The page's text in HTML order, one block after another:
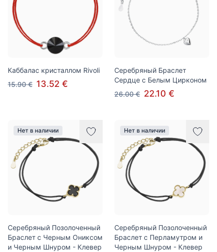
Каббалас кристаллом Rivoli
15.90 € 13.52 €
Серебряный Браслет
Сердце с Белым Цирконом
26.00 € 22.10 €
Нет в наличии
Серебряный Позолоченный
Браслет с Черным Ониксом
и Черным Шнуром - Клевер
Нет в наличии
Серебряный Позолоченный
Браслет с Перламутром и
Черным Шнуром - Клевер